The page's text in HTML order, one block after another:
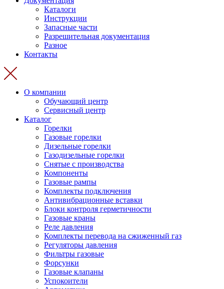
Каталоги
Инструкции
Запасные части
Разрешительная документация
Разное
Контакты
О компании
Обучающий центр
Сервисный центр
Каталог
Горелки
Газовые горелки
Дизельные горелки
Газодизельные горелки
Снятые с производства
Компоненты
Газовые рампы
Комплекты подключения
Антивибрационные вставки
Блоки контроля герметичности
Газовые краны
Реле давления
Комплекты перевода на сжиженный газ
Регуляторы давления
Фильтры газовые
Форсунки
Газовые клапаны
Успокоители